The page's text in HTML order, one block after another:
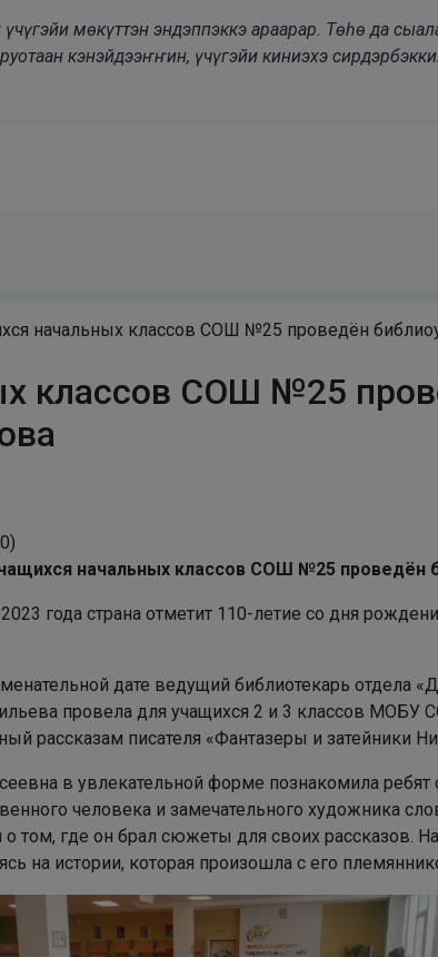
үчүгэйи мөкүттэн эндэппэккэ араарар. Төһө да
кэнэйдээҥҥин, үчүгэйи киниэхэ
начальных классов СОШ №25 проведён
классов СОШ №25
0)
начальных классов СОШ №25 проведён
года страна отметит 110-летие со дня
дате ведущий библиотекарь отдела
провела для учащихся 2 и 3 классов МОБУ
рассказам писателя «Фантазеры и затейники
в увлекательной форме познакомила
человека и замечательного художника
о том, где он брал сюжеты для своих рассказов.
на истории, которая произошла с его